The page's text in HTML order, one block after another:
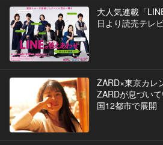
大人気連載「
日より読売テレ
ZARD×東京カレ
ZARDが息づい
国12都市で展開